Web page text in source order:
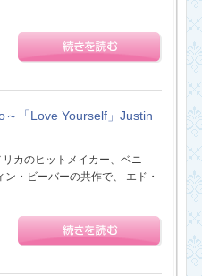
「Love Yourself」Justin
カのヒットメイカー、ベニ
・ビーバーの共作で、 エド・